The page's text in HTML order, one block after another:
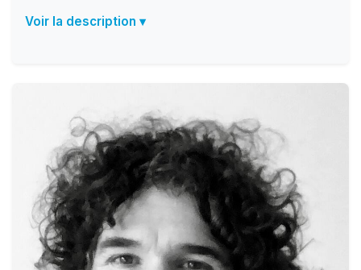
Voir la description ▾